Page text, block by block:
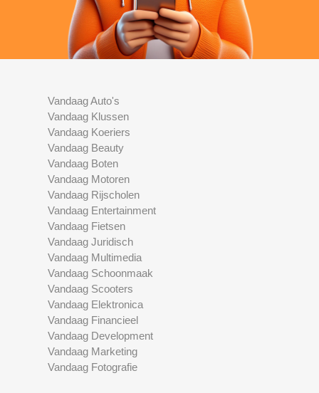
Vandaag Auto's
Vandaag Klussen
Vandaag Koeriers
Vandaag Beauty
Vandaag Boten
Vandaag Motoren
Vandaag Rijscholen
Vandaag Entertainment
Vandaag Fietsen
Vandaag Juridisch
Vandaag Multimedia
Vandaag Schoonmaak
Vandaag Scooters
Vandaag Elektronica
Vandaag Financieel
Vandaag Development
Vandaag Marketing
Vandaag Fotografie